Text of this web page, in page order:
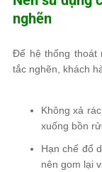
nghẽn
Để hệ thống thoát
tắc nghẽn, khách
Không xả
xuống bồn
Hạn chế đổ
nên gom lại